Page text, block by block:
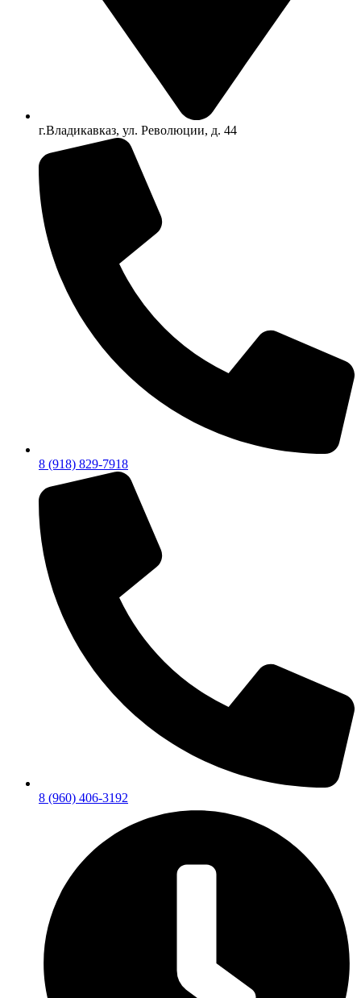
г.Владикавказ, ул. Революции, д. 44
8 (918) 829-7918
8 (960) 406-3192